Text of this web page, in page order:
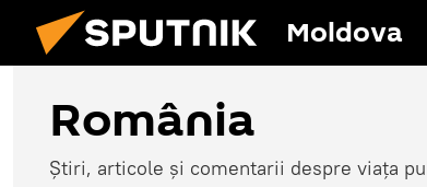
Moldova
România
Știri, articole și comentarii despre viața